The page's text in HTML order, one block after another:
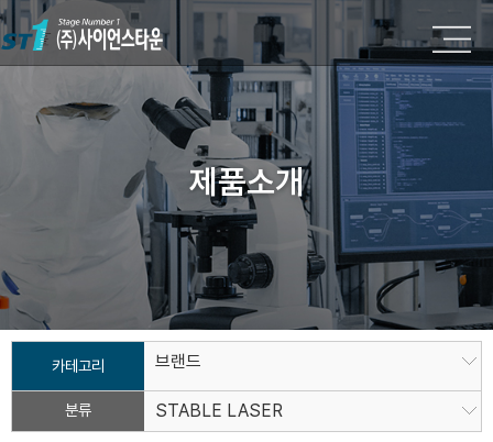
제품소개
카테고리 브랜드
분류 STABLE LASER